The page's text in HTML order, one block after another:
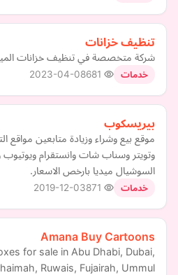
تنظيف خزانات
شركة متخصصة في تنظيف خزانات
خدمات 2023-04-08
بيريسكوب
موقع بيع وشراء وزيادة متابعين
وتويتر وسناب شات وانستقرام
السوشيال ميديا بارخص الاسعار.
خدمات 2019-12-03
Amana Buy Cartoons
for sale in Abu Dhabi, Dubai,
Ruwais, Fujairah, Ummul